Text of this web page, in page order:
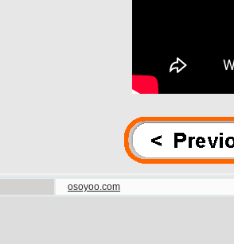
osoyoo.com